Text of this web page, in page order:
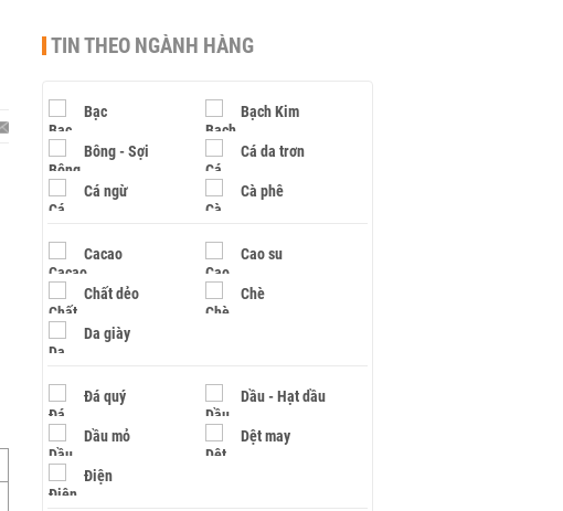
TIN THEO NGÀNH HÀNG
Bạc Bạch Kim
Bông - Sợi Cá da trơn
Cá ngừ Cà phê
Cacao Cao su
Chất dẻo Chè
Da giày
Đá quý Dầu - Hạt dầu
Dầu mỏ Dệt may
Điện